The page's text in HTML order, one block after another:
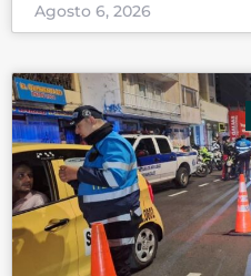
Agosto 6, 2026